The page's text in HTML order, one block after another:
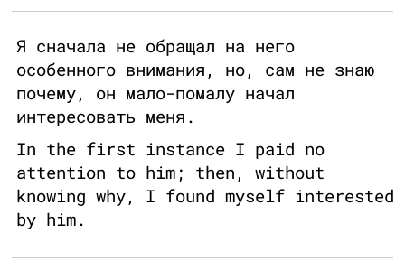
Я сначала не обращал на него
особенного внимания, но, сам не знаю
почему, он мало-помалу начал
интересовать меня.
In the first instance I paid no
attention to him; then, without
knowing why, I found myself interested
by him.